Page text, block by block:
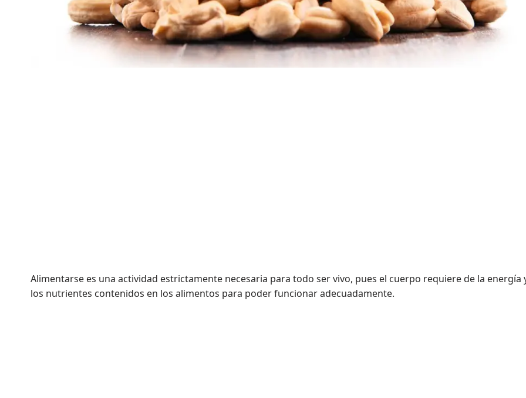
Alimentarse es una actividad estrictamente necesaria para todo ser vivo, pues el cuerpo requiere de la energía
los nutrientes contenidos en los alimentos para poder funcionar adecuadamente.